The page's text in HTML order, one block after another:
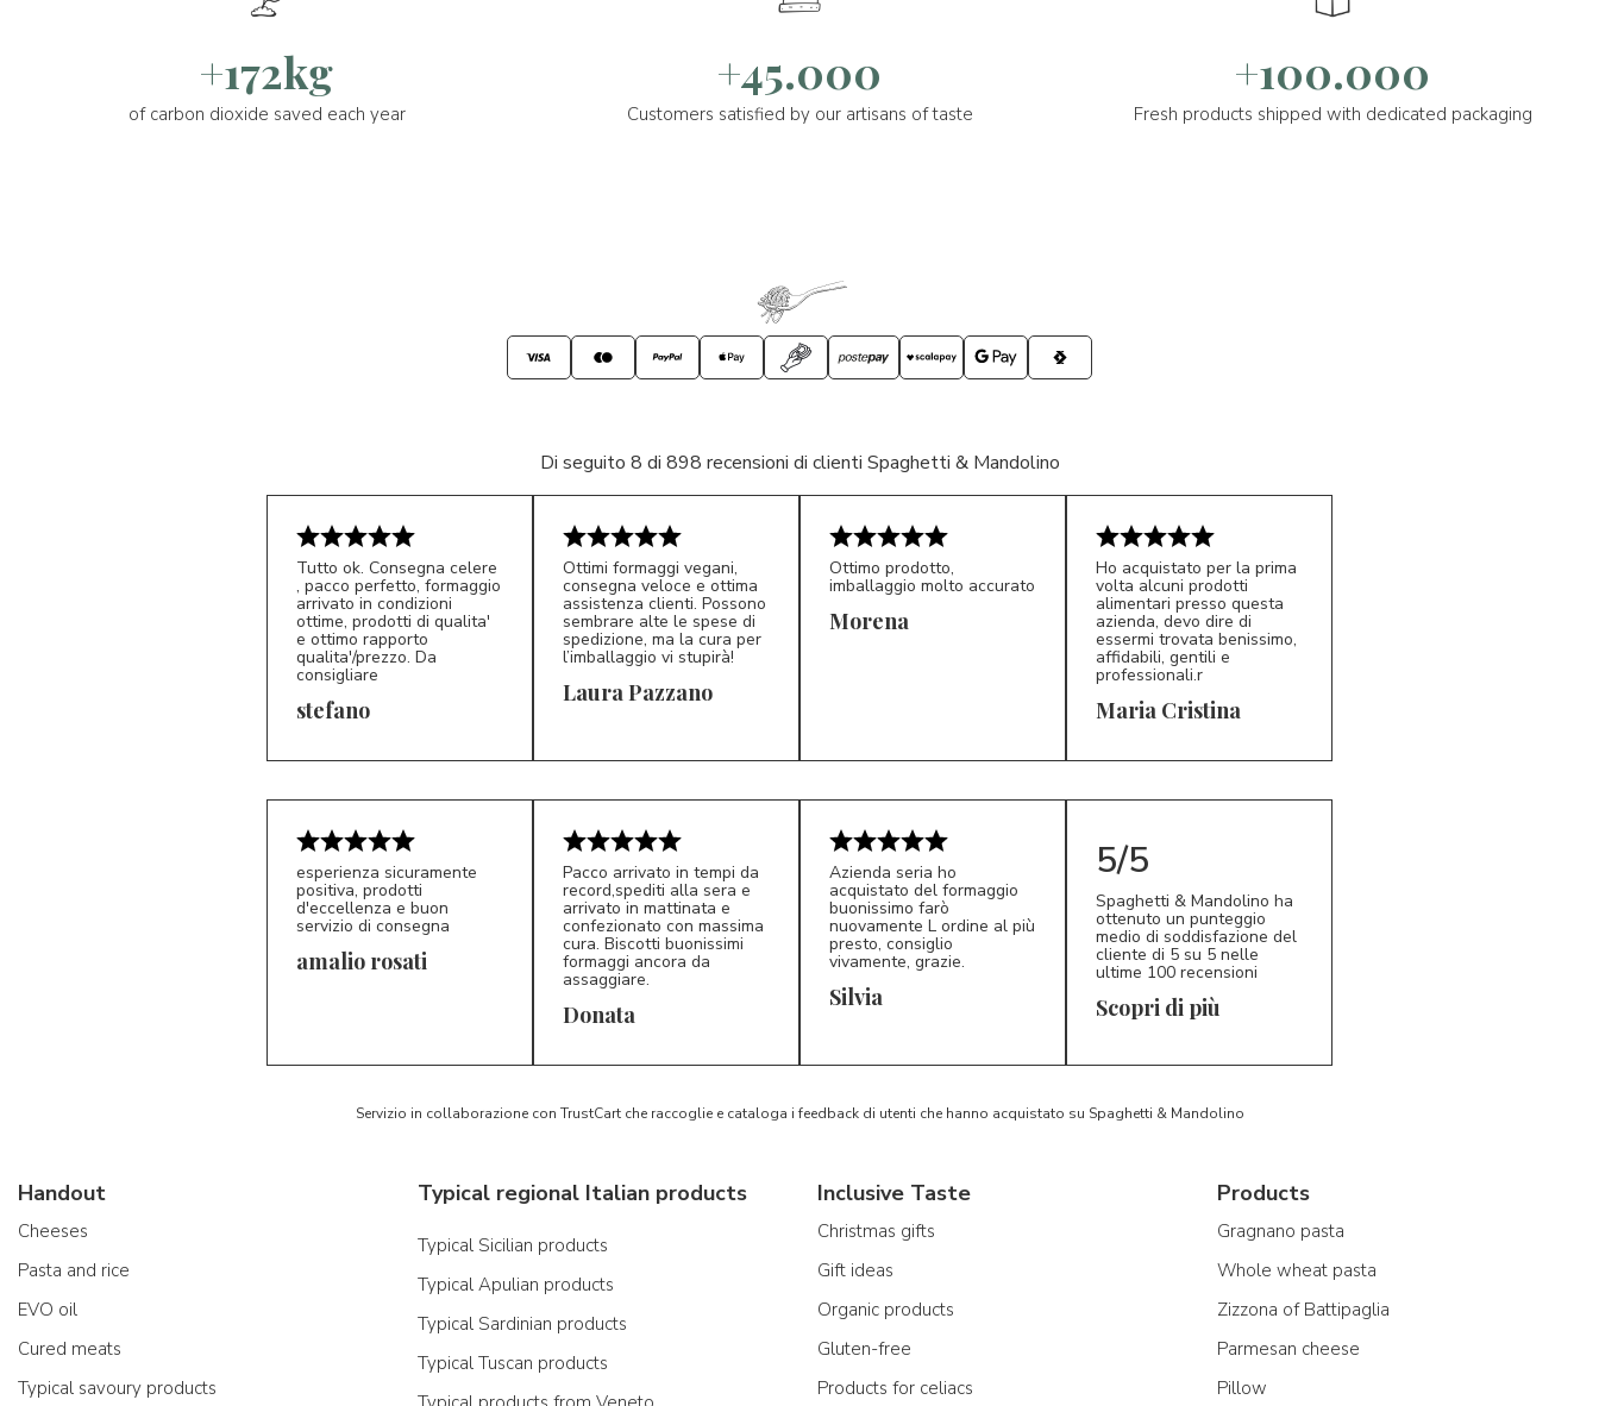
+172kg
of carbon dioxide saved each year
+45.000
Customers satisfied by our artisans of taste
+100.000
Fresh products shipped with dedicated packaging
Di seguito 8 di 898 recensioni di clienti Spaghetti & Mandolino
S*
Tutto ok. Consegna celere
, pacco perfetto, formaggio
arrivato in condizioni
ottime, prodotti di qualita'
e ottimo rapporto
qualita'/prezzo. Da
consigliare
stefano LP 5/5
Ottimi formaggi vegani,
consegna veloce e ottima
assistenza clienti. Possono
sembrare alte le spese di
spedizione, ma la cura per
l’imballaggio vi stupirà!
Laura Pazzano
Ottimo prodotto,
imballaggio molto accurato
Morena
MC 5/5
Ho acquistato per la prima
volta alcuni prodotti
alimentari presso questa
azienda, devo dire di
essermi trovata benissimo,
affidabili, gentili e
professionali.r
Maria Cristina
esperienza sicuramente
positiva, prodotti
d'eccellenza e buon
servizio di consegna
amalio rosati
D*
Pacco arrivato in tempi da
record,spediti alla sera e
arrivato in mattinata e
confezionato con massima
cura. Biscotti buonissimi
formaggi ancora da
assaggiare.
Donata S*
Azienda seria ho
acquistato del formaggio
buonissimo farò
nuovamente L ordine al più
presto, consiglio
vivamente, grazie.
Silvia
5/5
Spaghetti & Mandolino ha
ottenuto un punteggio
medio di soddisfazione del
cliente di 5 su 5 nelle
ultime 100 recensioni
Scopri di più
Servizio in collaborazione con TrustCart che raccoglie e cataloga i feedback di utenti che hanno acquistato su Spaghetti & Mandolino
Handout
Cheeses
Pasta and rice
EVO oil
Cured meats
Typical savoury products
Typical regional Italian products
Typical Sicilian products
Typical Apulian products
Typical Sardinian products
Typical Tuscan products
Inclusive Taste
Christmas gifts
Gift ideas
Organic products
Gluten-free
Products for celiacs
Products
Gragnano pasta
Whole wheat pasta
Zizzona of Battipaglia
Parmesan cheese
Pillow